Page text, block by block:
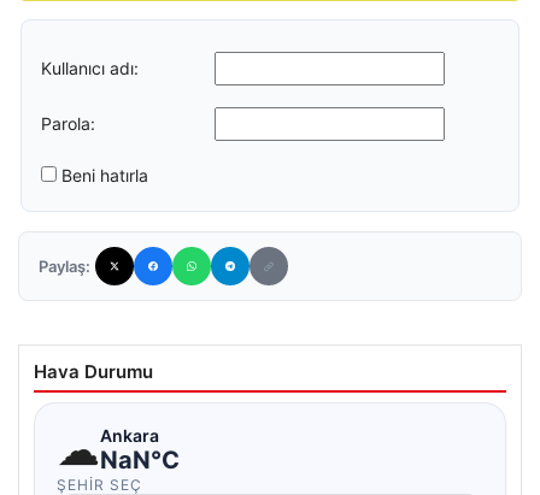
Kullanıcı adı:
Parola:
Beni hatırla
Paylaş:
Hava Durumu
☁Ankara
NaN°C
ŞEHIR SEÇ